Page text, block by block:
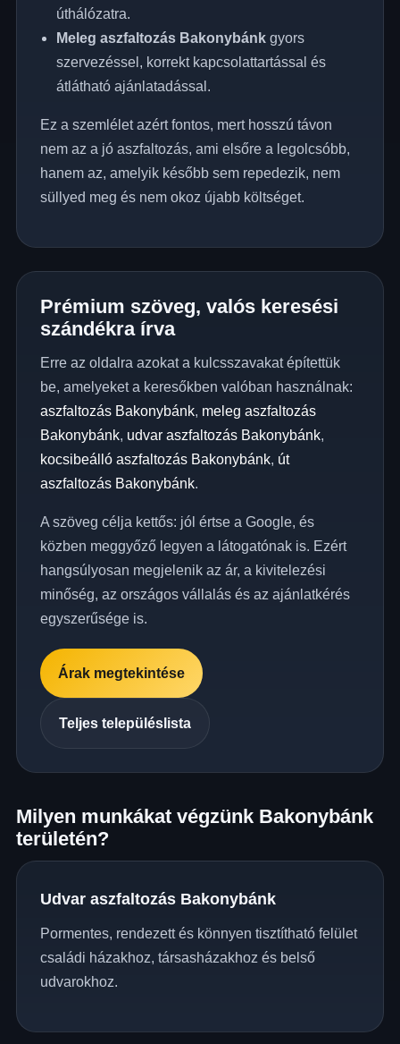
úthálózatra.
Meleg aszfaltozás Bakonybánkgyors
szervezéssel, korrekt kapcsolattartással és
átlátható ajánlatadással.
Ez a szemlélet azért fontos, mert hosszú távon
nem az a jó aszfaltozás, ami elsőre a legolcsóbb,
hanem az, amelyik később sem repedezik, nem
süllyed meg és nem okoz újabb költséget.
Prémium szöveg, valós keresési
szándékra írva
Erre az oldalra azokat a kulcsszavakat építettük
be, amelyeket a keresőkben valóban használnak:
aszfaltozás Bakonybánk, meleg aszfaltozás
Bakonybánk, udvar aszfaltozás Bakonybánk,
kocsibeálló aszfaltozás Bakonybánk, út
aszfaltozás Bakonybánk.
A szöveg célja kettős: jól értse a Google, és
közben meggyőző legyen a látogatónak is. Ezért
hangsúlyosan megjelenik az ár, a kivitelezési
minőség, az országos vállalás és az ajánlatkérés
egyszerűsége is.
Árak megtekintése
Teljes településlista
Milyen munkákat végzünk Bakonybánk
területén?
Udvar aszfaltozás Bakonybánk
Pormentes, rendezett és könnyen tisztítható felület
családi házakhoz, társasházakhoz és belső
udvarokhoz.